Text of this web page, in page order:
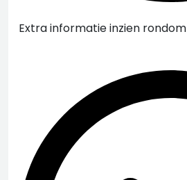
Extra informatie inzien rondom